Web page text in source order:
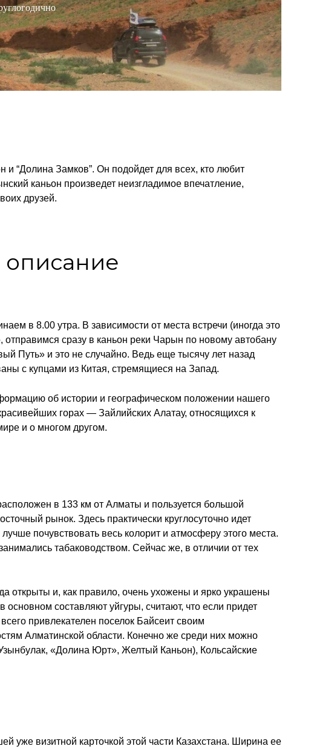
“Долина Замков”. Он подойдет для всех, кто любит
каньон произведет неизгладимое впечатление,
друзей.
в 8.00 утра. В зависимости от места встречи (иногда это
сразу в каньон реки Чарын по новому автобану
и это не случайно. Ведь еще тысячу лет назад
с купцами из Китая, стремящиеся на Запад.
об истории и географическом положении нашего
горах — Зайлийских Алатау, относящихся к
и о многом другом.
в 133 км от Алматы и пользуется большой
рынок. Здесь практически круглосуточно идет
почувствовать весь колорит и атмосферу этого места.
табаководством. Сейчас же, в отличии от тех
открыты и, как правило, очень ухожены и ярко украшены
составляют уйгуры, считают, что если придет
привлекателен поселок Байсеит своим
Алматинской области. Конечно же среди них можно
«Долина Юрт», Желтый Каньон), Кольсайские
уже визитной карточкой этой части Казахстана. Ширина ее